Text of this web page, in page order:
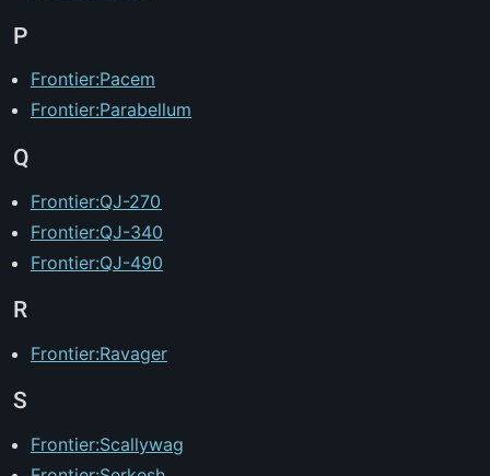
P
Frontier:Pacem
Frontier:Parabellum
Q
Frontier:QJ-270
Frontier:QJ-340
Frontier:QJ-490
R
Frontier:Ravager
S
Frontier:Scallywag